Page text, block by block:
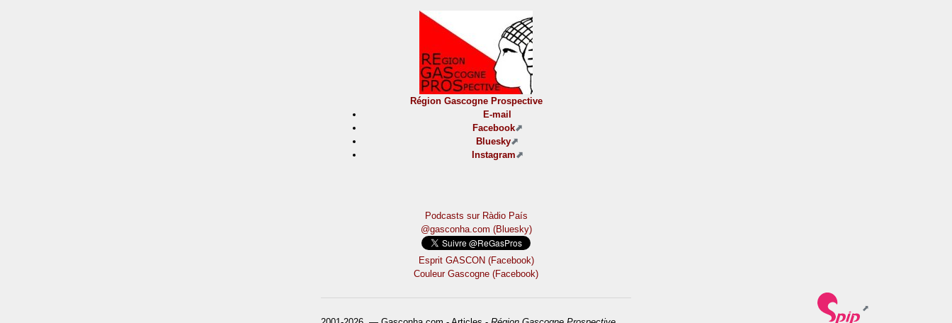
Région Gascogne Prospective
E-mail
Facebook
Bluesky
Instagram
Podcasts sur Ràdio País
@gasconha.com (Bluesky)
Esprit GASCON (Facebook)
Couleur Gascogne (Facebook)